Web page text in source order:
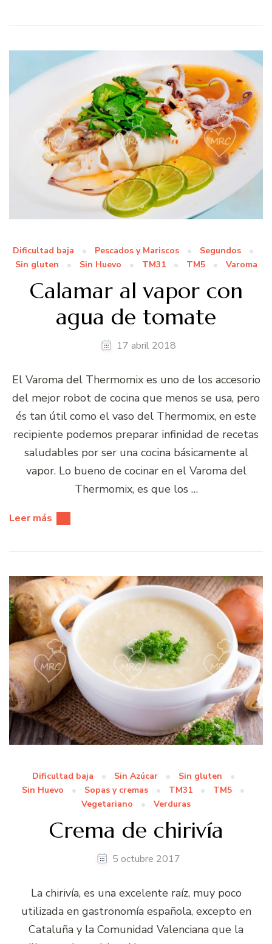
Dificultad baja Pescados y Mariscos
Segundos
Sin gluten
Sin Huevo TM31 TM5 Varoma
Calamar al vapor con
agua de tomate
17 abril 2018
El Varoma del Thermomix es uno de los accesorio
del mejor robot de cocina que menos se usa, pero
és tan útil como el vaso del Thermomix, en este
recipiente podemos preparar infinidad de recetas
saludables por ser una cocina básicamente al
vapor. Lo bueno de cocinar en el Varoma del
Thermomix, es que los …
Leer más
Dificultad baja Sin Azúcar
Sin gluten
Sin Huevo
Sopas y cremas TM31
TM5
Vegetariano
Verduras
Crema de chirivía
5 octubre 2017
La chirivía, es una excelente raíz, muy poco
utilizada en gastronomía española, excepto en
Cataluña y la Comunidad Valenciana que la